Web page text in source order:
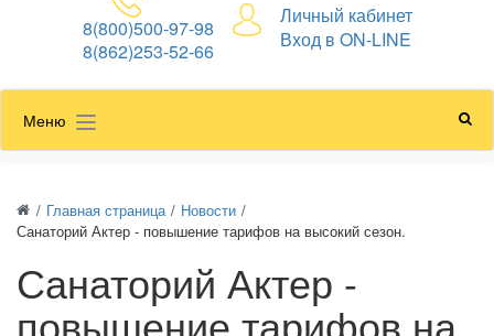
8(800)500-97-98
8(862)253-52-66
Личный кабинет
Вход в ON-LINE
Меню
/ Главная страница / Новости /
Санаторий Актер - повышение тарифов на высокий сезон.
Санаторий Актер -
повышение тарифов на